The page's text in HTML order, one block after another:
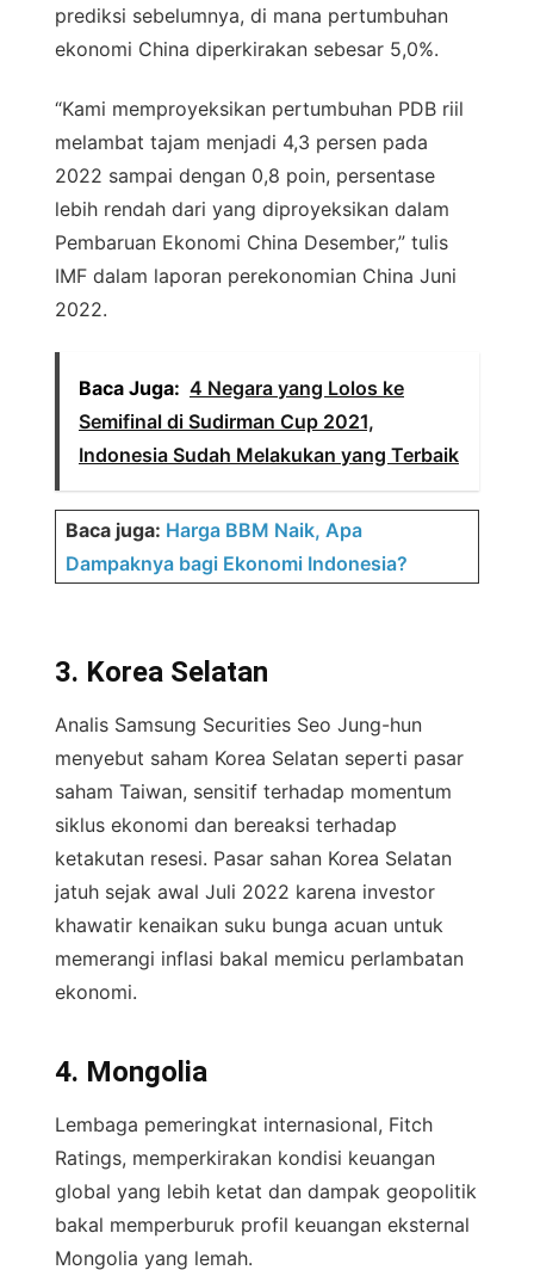
prediksi sebelumnya, di mana pertumbuhan
ekonomi China diperkirakan sebesar 5,0%.
“Kami memproyeksikan pertumbuhan PDB riil
melambat tajam menjadi 4,3 persen pada
2022 sampai dengan 0,8 poin, persentase
lebih rendah dari yang diproyeksikan dalam
Pembaruan Ekonomi China Desember,” tulis
IMF dalam laporan perekonomian China Juni
2022.
Baca Juga: 4 Negara yang Lolos ke
Semifinal di Sudirman Cup 2021,
Indonesia Sudah Melakukan yang Terbaik
Baca juga: Harga BBM Naik, Apa
Dampaknya bagi Ekonomi Indonesia?
3. Korea Selatan
Analis Samsung Securities Seo Jung-hun
menyebut saham Korea Selatan seperti pasar
saham Taiwan, sensitif terhadap momentum
siklus ekonomi dan bereaksi terhadap
ketakutan resesi. Pasar sahan Korea Selatan
jatuh sejak awal Juli 2022 karena investor
khawatir kenaikan suku bunga acuan untuk
memerangi inflasi bakal memicu perlambatan
ekonomi.
4. Mongolia
Lembaga pemeringkat internasional, Fitch
Ratings, memperkirakan kondisi keuangan
global yang lebih ketat dan dampak geopolitik
bakal memperburuk profil keuangan eksternal
Mongolia yang lemah.